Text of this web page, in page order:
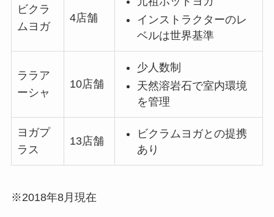
ビクラ
ムヨガ
4店舗
インストラクターのレ
ベルは世界基準
ララア
ーシャ
10店舗
少人数制
天然溶岩石で室内環境
を管理
ヨガプ
ラス
13店舗
ビクラムヨガとの提携
あり
※2018年8月現在